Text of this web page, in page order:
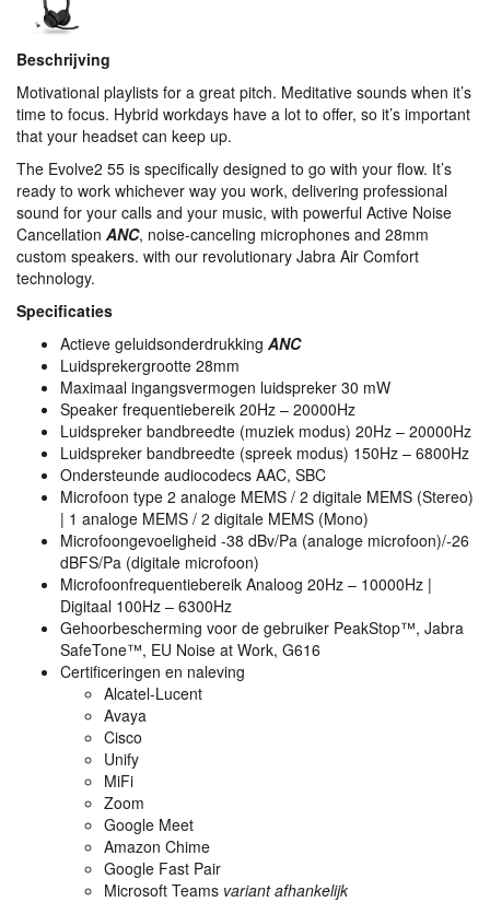
Beschrijving
Motivational playlists for a great pitch. Meditative sounds when it’s
time to focus. Hybrid workdays have a lot to offer, so it’s important
that your headset can keep up.
The Evolve2 55 is specifically designed to go with your flow. It’s
ready to work whichever way you work, delivering professional
sound for your calls and your music, with powerful Active Noise
Cancellation ANC, noise-canceling microphones and 28mm
custom speakers. with our revolutionary Jabra Air Comfort
technology.
Specificaties
Actieve geluidsonderdrukking ANC
Luidsprekergrootte 28mm
Maximaal ingangsvermogen luidspreker 30 mW
Speaker frequentiebereik 20Hz – 20000Hz
Luidspreker bandbreedte (muziek modus) 20Hz – 20000Hz
Luidspreker bandbreedte (spreek modus) 150Hz – 6800Hz
Ondersteunde audiocodecs AAC, SBC
Microfoon type 2 analoge MEMS / 2 digitale MEMS (Stereo)
| 1 analoge MEMS / 2 digitale MEMS (Mono)
Microfoongevoeligheid -38 dBv/Pa (analoge microfoon)/-26
dBFS/Pa (digitale microfoon)
Microfoonfrequentiebereik Analoog 20Hz – 10000Hz |
Digitaal 100Hz – 6300Hz
Gehoorbescherming voor de gebruiker PeakStop™, Jabra
SafeTone™, EU Noise at Work, G616
Certificeringen en naleving
Alcatel-Lucent
Avaya
Cisco
Unify
MiFi
Zoom
Google Meet
Amazon Chime
Google Fast Pair
Microsoft Teams variant afhankelijk